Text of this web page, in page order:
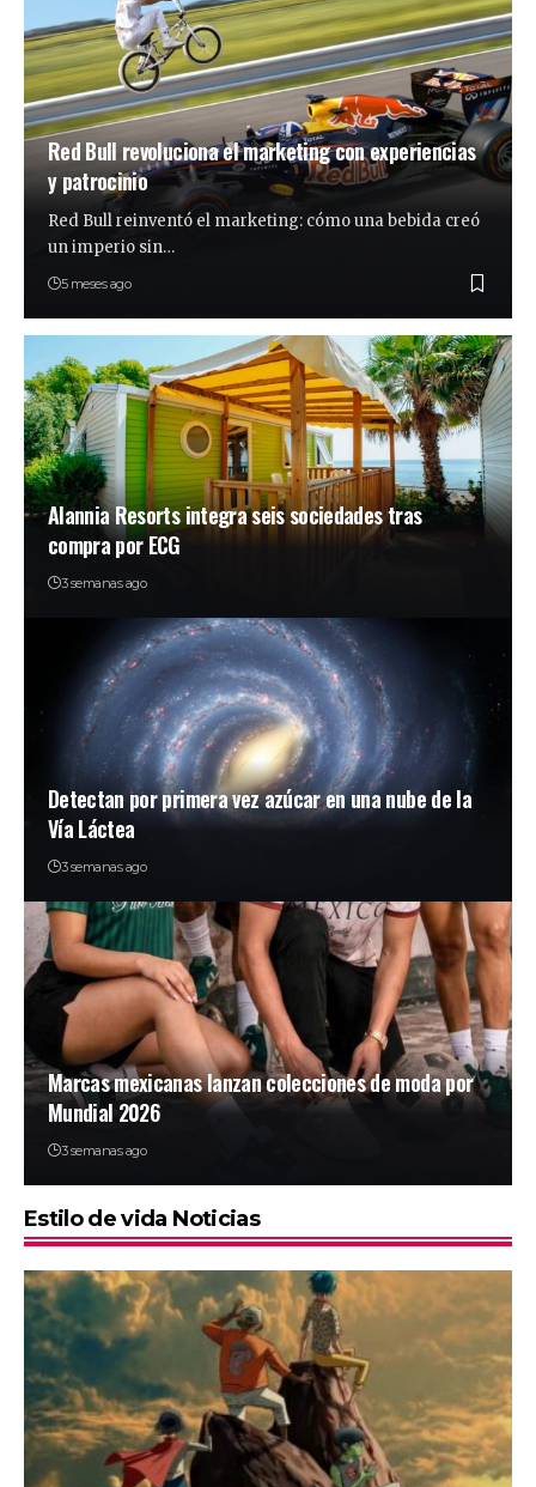
Red Bull revoluciona el marketing con experiencias
y patrocinio
Red Bull reinventó el marketing: cómo una bebida creó
un imperio sin…
5 meses ago
Alannia Resorts integra seis sociedades tras
compra por ECG
3 semanas ago
Detectan por primera vez azúcar en una nube de la
Vía Láctea
3 semanas ago
Marcas mexicanas lanzan colecciones de moda por
Mundial 2026
3 semanas ago
Estilo de vida Noticias